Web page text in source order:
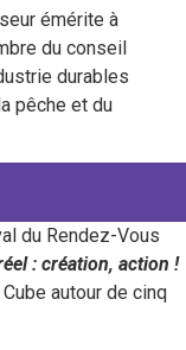
émérite à
du conseil
durables
pêche et du
du Rendez-Vous
: création, action !
autour de cinq